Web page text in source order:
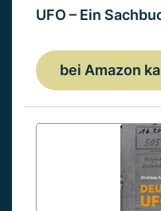
UFO – Ein
bei Amazon